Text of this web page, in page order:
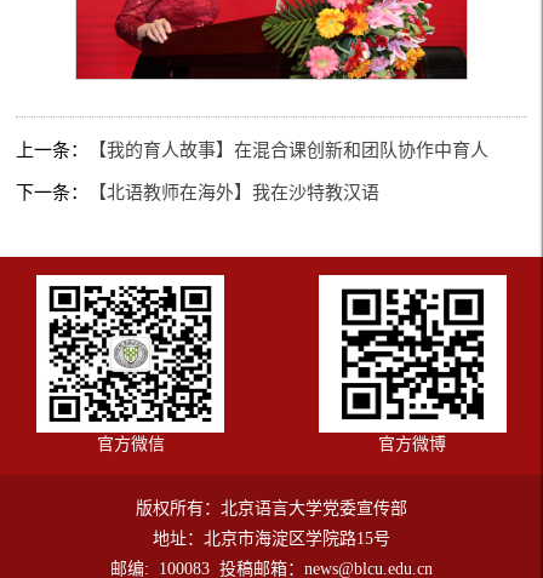
上一条： 【我的育人故事】在混合课创新和团队协作中育人
下一条： 【北语教师在海外】我在沙特教汉语
官方微信 官方微博
版权所有：北京语言大学党委宣传部
地址：北京市海淀区学院路15号
邮编: 100083 投稿邮箱：news@blcu.edu.cn